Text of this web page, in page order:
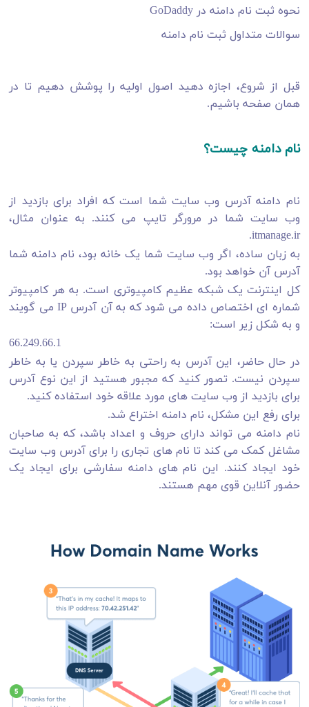
نحوه ثبت نام دامنه در GoDaddy
سوالات متداول ثبت نام دامنه
قبل از شروع، اجازه دهید اصول اولیه را پوشش دهیم تا در
همان صفحه باشیم.
نام دامنه چیست؟
نام دامنه آدرس وب سایت شما است که افراد برای بازدید از
وب سایت شما در مرورگر تایپ می کنند. به عنوان مثال،
itmanage.ir.
به زبان ساده، اگر وب سایت شما یک خانه بود، نام دامنه شما
آدرس آن خواهد بود.
کل اینترنت یک شبکه عظیم کامپیوتری است. به هر کامپیوتر
شماره ای اختصاص داده می شود که به آن آدرس IP می گویند
و به شکل زیر است:
66.249.66.1
در حال حاضر، این آدرس به راحتی به خاطر سپردن یا به خاطر
سپردن نیست. تصور کنید که مجبور هستید از این نوع آدرس
برای بازدید از وب سایت های مورد علاقه خود استفاده کنید.
برای رفع این مشکل، نام دامنه اختراع شد.
نام دامنه می تواند دارای حروف و اعداد باشد، که به صاحبان
مشاغل کمک می کند تا نام های تجاری را برای آدرس وب سایت
خود ایجاد کنند. این نام های دامنه سفارشی برای ایجاد یک
حضور آنلاین قوی مهم هستند.